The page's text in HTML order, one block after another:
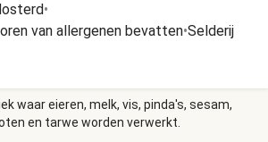
•
van allergenen bevatten•Selderij
waar eieren, melk, vis, pinda's, sesam,
en tarwe worden verwerkt.